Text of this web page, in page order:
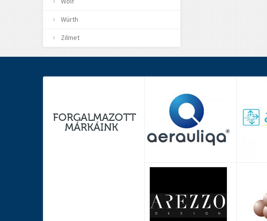
Würth
Zilmet
FORGALMAZOTT
MÁRKÁINK